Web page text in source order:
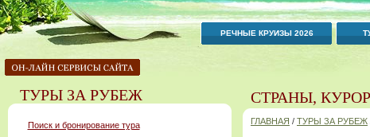
РЕЧНЫЕ КРУИЗЫ 2026
ТУРЫ ЗА РУБЕЖ
Поиск и бронирование тура
СТРАНЫ,
ГЛАВНАЯ / ТУРЫ ЗА РУБЕЖ